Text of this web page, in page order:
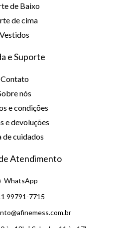
de Baixo
de cima
Vestidos
e Suporte
Contato
nós
e condições
e devoluções
de cuidados
Atendimento
WhatsApp
99791-7715